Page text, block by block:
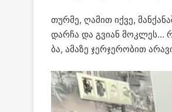
თურ­მე, ღა­მით იქვე,
დარ­ჩა და გვი­ან მოკ­ლეს…
ბა, ამა­ზე ჯერ­ჯე­რო­ბით